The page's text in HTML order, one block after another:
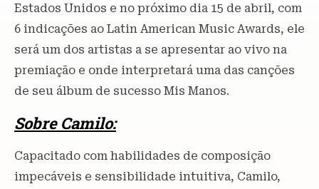
Estados Unidos e no próximo dia 15 de abril, com
6 indicações ao Latin American Music Awards, ele
será um dos artistas a se apresentar ao vivo na
premiação e onde interpretará uma das canções
de seu álbum de sucesso Mis Manos.
Sobre Camilo:
Capacitado com habilidades de composição
impecáveis e sensibilidade intuitiva, Camilo,